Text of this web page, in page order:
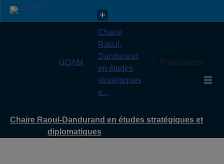
Chaire Raoul-Dandurand en études stratégiques et
UQAM
Chaire
Raoul-
Dandurand
en études
stratégiques
e...
Publications
Chaire Raoul-Dandurand en études stratégiques et
diplomatiques